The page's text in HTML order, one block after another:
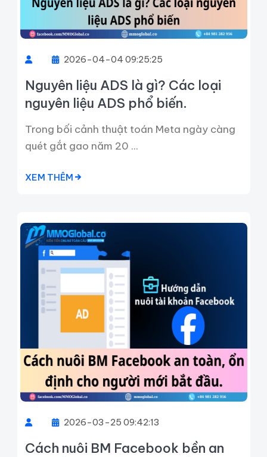
2026-04-04 09:25:25
Nguyên liệu ADS là gì? Các loại
nguyên liệu ADS phổ biến.
Trong bối cảnh thuật toán Meta ngày càng
quét gắt gao năm 20 ...
XEM THÊM
2026-03-25 09:42:13
Cách nuôi BM Facebook bền an